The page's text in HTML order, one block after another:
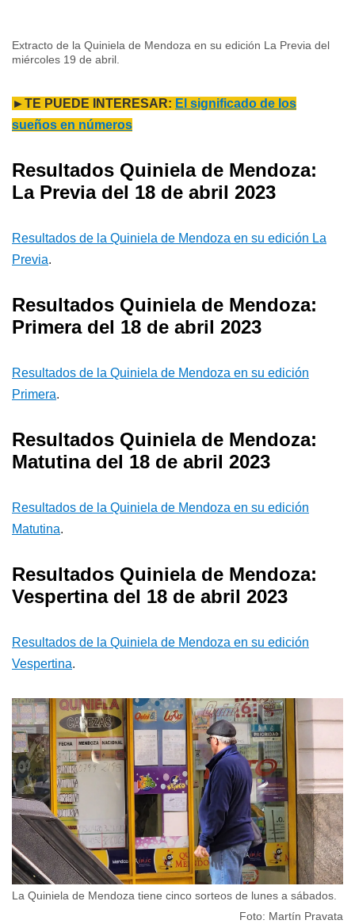
Extracto de la Quiniela de Mendoza en su edición La Previa del
miércoles 19 de abril.
►TE PUEDE INTERESAR: El significado de los
sueños en números
Resultados Quiniela de Mendoza:
La Previa del 18 de abril 2023
Resultados de la Quiniela de Mendoza en su edición La
Previa.
Resultados Quiniela de Mendoza:
Primera del 18 de abril 2023
Resultados de la Quiniela de Mendoza en su edición
Primera.
Resultados Quiniela de Mendoza:
Matutina del 18 de abril 2023
Resultados de la Quiniela de Mendoza en su edición
Matutina.
Resultados Quiniela de Mendoza:
Vespertina del 18 de abril 2023
Resultados de la Quiniela de Mendoza en su edición
Vespertina.
La Quiniela de Mendoza tiene cinco sorteos de lunes a sábados.
Foto: Martín Pravata